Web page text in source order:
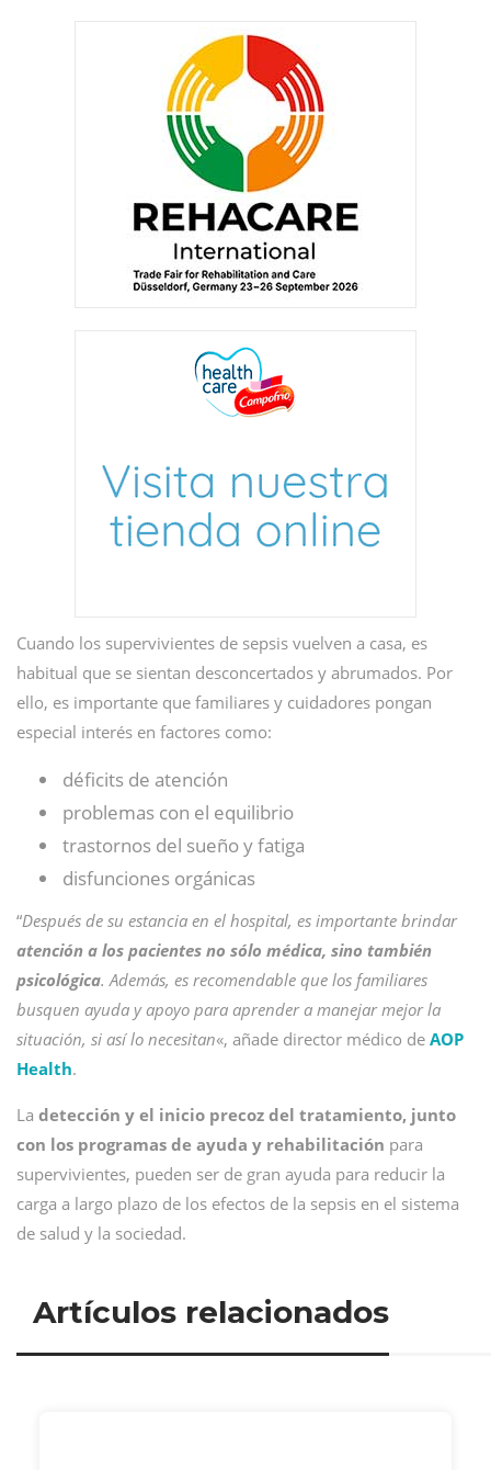
Cuando los supervivientes de sepsis vuelven a casa, es
habitual que se sientan desconcertados y abrumados. Por
ello, es importante que familiares y cuidadores pongan
especial interés en factores como:
déficits de atención
problemas con el equilibrio
trastornos del sueño y fatiga
disfunciones orgánicas
“Después de su estancia en el hospital, es importante brindar
atención a los pacientes no sólo médica, sino también
psicológica. Además, es recomendable que los familiares
busquen ayuda y apoyo para aprender a manejar mejor la
situación, si así lo necesitan«, añade director médico de AOP
Health.
La detección y el inicio precoz del tratamiento, junto
con los programas de ayuda y rehabilitación para
supervivientes, pueden ser de gran ayuda para reducir la
carga a largo plazo de los efectos de la sepsis en el sistema
de salud y la sociedad.
Artículos relacionados